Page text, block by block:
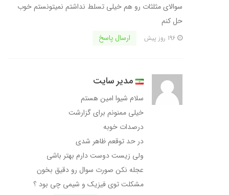
سوالای مثلثات رو هم خیلی تسلط نداشتم نمیتونستم خوب
حل کنم
ارسال پاسخ
مدیر سایت
سلام شیوا امین هستم
خیلی ممنونم برای گزارشت
درصدات خوبه
در حد توقعم ظاهر شدی
ولی زیست دوست دارم بهتر باشی
عجله نکن صورت سوال رو دقیق بخون
مشکلت توی فیزیک و شیمی چی بود ؟